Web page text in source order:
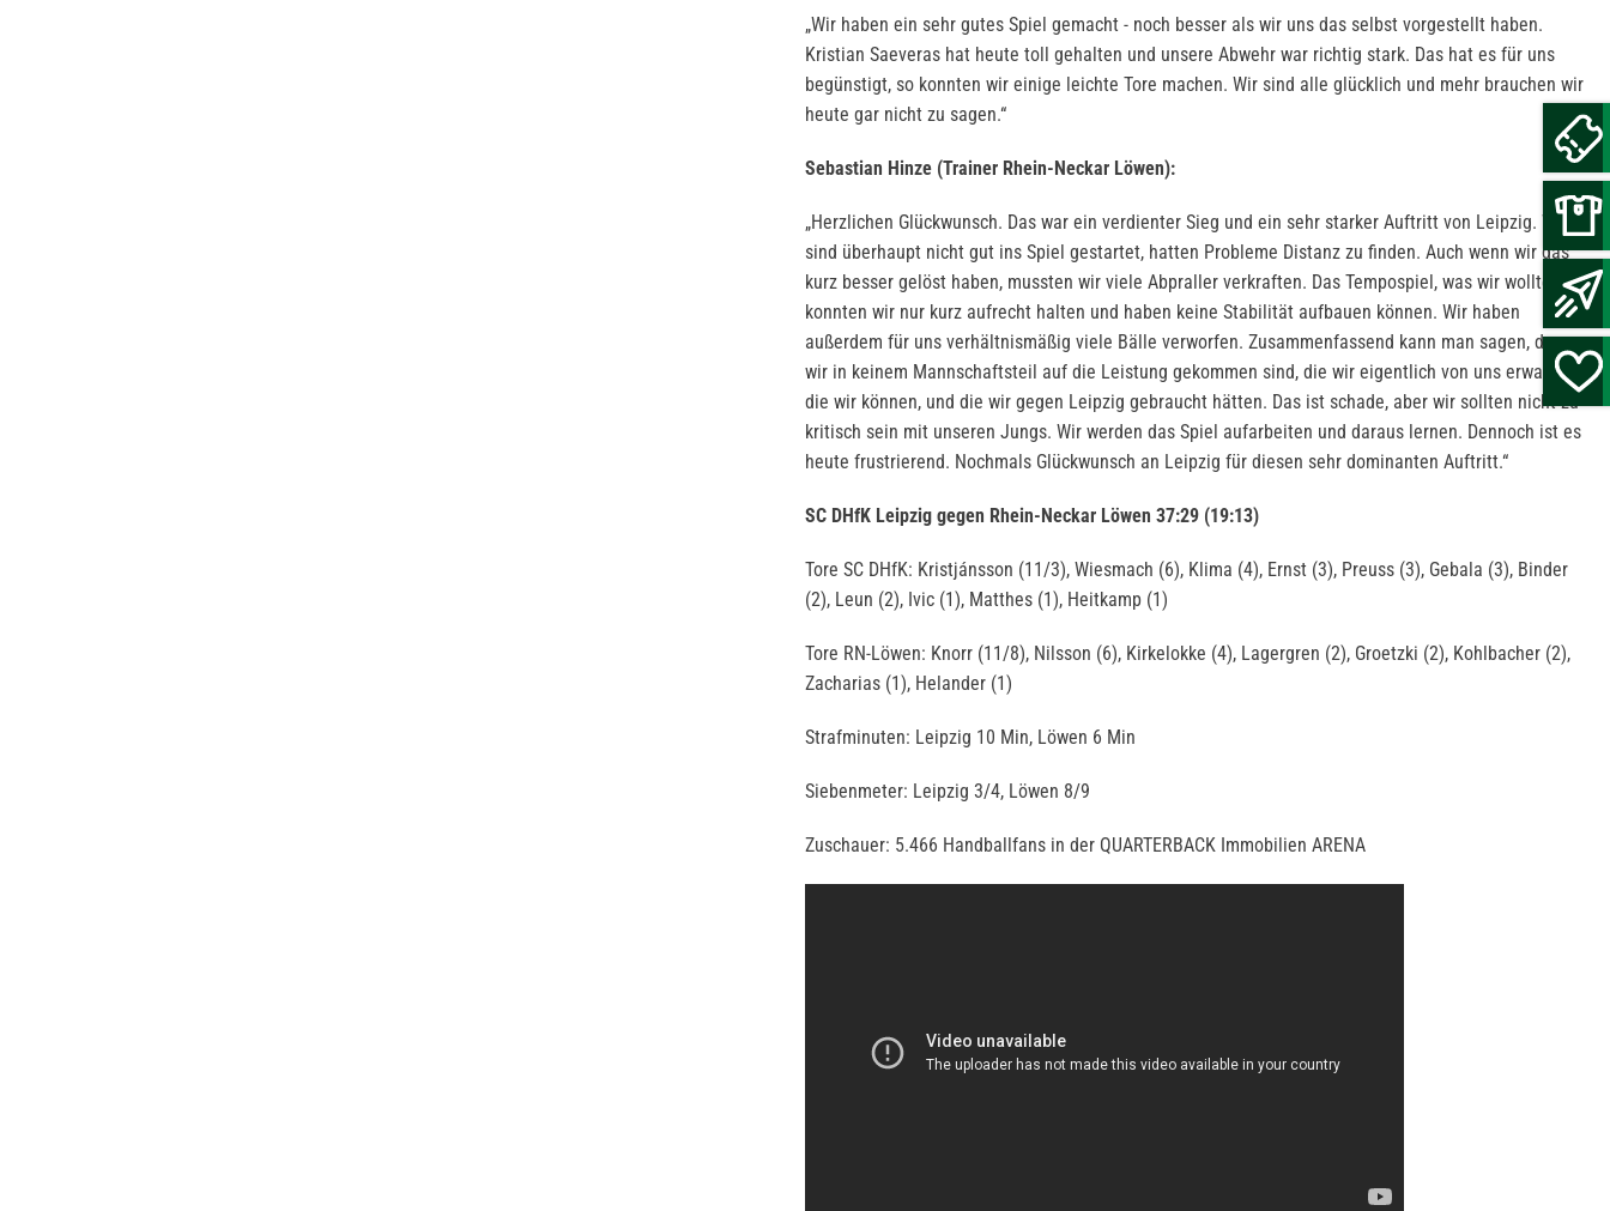
„Wir haben ein sehr gutes Spiel gemacht - noch besser als wir uns das selbst vorgestellt haben.
Kristian Saeveras hat heute toll gehalten und unsere Abwehr war richtig stark. Das hat es für uns
begünstigt, so konnten wir einige leichte Tore machen. Wir sind alle glücklich und mehr brauchen wir
heute gar nicht zu sagen.“
Sebastian Hinze (Trainer Rhein-Neckar Löwen):
„Herzlichen Glückwunsch. Das war ein verdienter Sieg und ein sehr starker Auftritt von Leipzig. Wir
sind überhaupt nicht gut ins Spiel gestartet, hatten Probleme Distanz zu finden. Auch wenn wir das
kurz besser gelöst haben, mussten wir viele Abpraller verkraften. Das Tempospiel, was wir wollten,
konnten wir nur kurz aufrecht halten und haben keine Stabilität aufbauen können. Wir haben
außerdem für uns verhältnismäßig viele Bälle verworfen. Zusammenfassend kann man sagen, dass
wir in keinem Mannschaftsteil auf die Leistung gekommen sind, die wir eigentlich von uns erwarten,
die wir können, und die wir gegen Leipzig gebraucht hätten. Das ist schade, aber wir sollten nicht zu
kritisch sein mit unseren Jungs. Wir werden das Spiel aufarbeiten und daraus lernen. Dennoch ist es
heute frustrierend. Nochmals Glückwunsch an Leipzig für diesen sehr dominanten Auftritt.“
SC DHfK Leipzig gegen Rhein-Neckar Löwen 37:29 (19:13)
Tore SC DHfK: Kristjánsson (11/3), Wiesmach (6), Klima (4), Ernst (3), Preuss (3), Gebala (3), Binder
(2), Leun (2), Ivic (1), Matthes (1), Heitkamp (1)
Tore RN-Löwen: Knorr (11/8), Nilsson (6), Kirkelokke (4), Lagergren (2), Groetzki (2), Kohlbacher (2),
Zacharias (1), Helander (1)
Strafminuten: Leipzig 10 Min, Löwen 6 Min
Siebenmeter: Leipzig 3/4, Löwen 8/9
Zuschauer: 5.466 Handballfans in der QUARTERBACK Immobilien ARENA